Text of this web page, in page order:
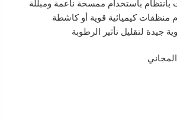
بانتظام باستخدام ممسحة ناعمة ومبللة
منظفات كيميائية قوية أو كاشطة
جيدة لتقليل تأثير الرطوبة